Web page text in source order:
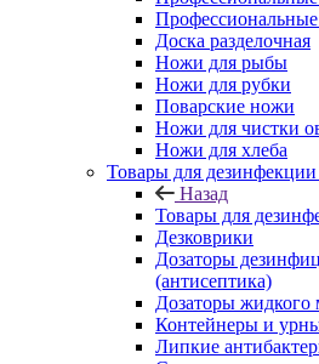
Доска разделочная
Ножи для рыбы
Ножи для рубки
Поварские ножи
Ножи для чистки
Ножи для хлеба
Товары для дезинфекции
Назад
Товары для
Дезковрики
Дозаторы
(антисептика)
Дозаторы жидкого
Контейнеры и
Липкие